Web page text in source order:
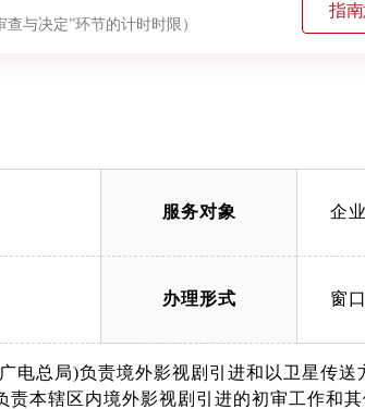
指
与决定”环节的计时时限）
服务对象 企
办理形式 窗
总局)负责境外影视剧引进和以卫星传送
本辖区内境外影视剧引进的初审工作和